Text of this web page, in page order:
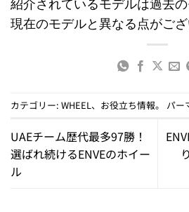
現在のモデルと異なる点がござ
カテゴリー: WHEEL 、 お役立ち情報。 パー
UAEチーム歴代最多97勝！
選ばれ続けるENVEのホイー
ル